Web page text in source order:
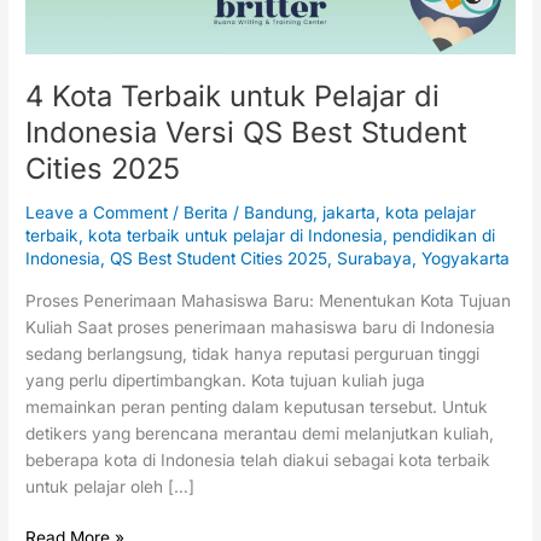
4 Kota Terbaik untuk Pelajar di
Indonesia Versi QS Best Student
Cities 2025
Leave a Comment / Berita / Bandung, jakarta, kota pelajar
terbaik, kota terbaik untuk pelajar di Indonesia, pendidikan di
Indonesia,QS Best Student Cities 2025,Surabaya,Yogyakarta
Proses Penerimaan Mahasiswa Baru: Menentukan Kota Tujuan
Kuliah Saat proses penerimaan mahasiswa baru di Indonesia
sedang berlangsung, tidak hanya reputasi perguruan tinggi
yang perlu dipertimbangkan. Kota tujuan kuliah juga
memainkan peran penting dalam keputusan tersebut. Untuk
detikers yang berencana merantau demi melanjutkan kuliah,
beberapa kota di Indonesia telah diakui sebagai kota terbaik
untuk pelajar oleh […]
Student
Cities
2025